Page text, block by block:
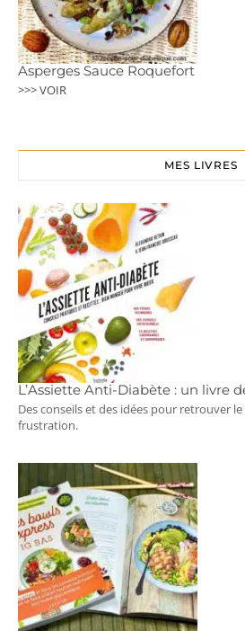
Asperges Sauce Roquefort
>>> VOIR
MES LIVRES
L’Assiette Anti-Diabète : un livre
Des conseils et des idées pour retrouver
frustration.